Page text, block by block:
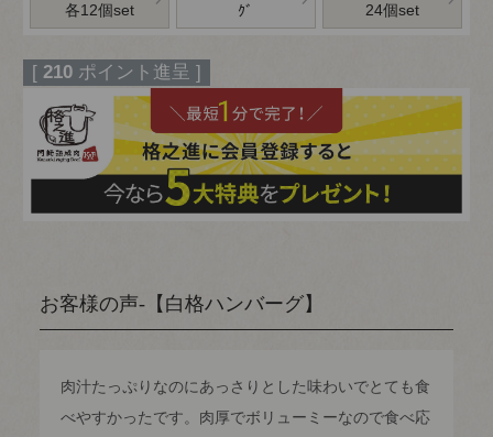
各12個set
ｸﾞ
24個set
[ 210 ポイント進呈 ]
お客様の声-【白格ハンバーグ】
肉汁たっぷりなのにあっさりとした味わいでとても食
べやすかったです。肉厚でボリューミーなので食べ応